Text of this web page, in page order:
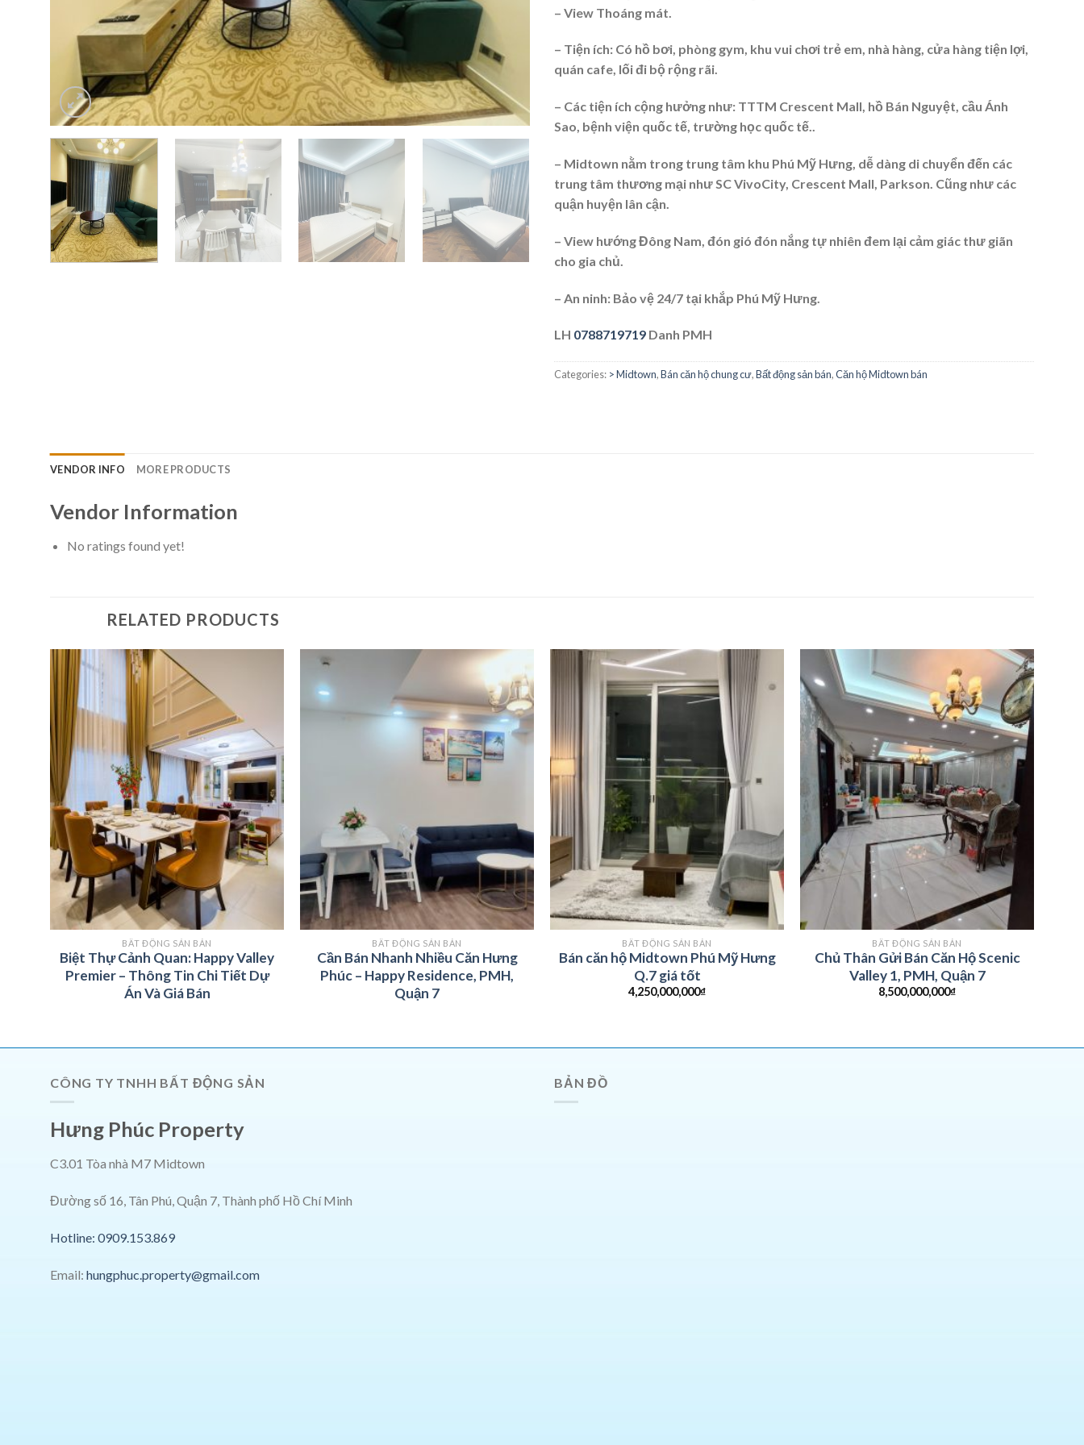
– View Thoáng mát.
– Tiện ích: Có hồ bơi, phòng gym, khu vui chơi trẻ em, nhà hàng, cửa hàng tiện lợi,
quán cafe, lối đi bộ rộng rãi.
– Các tiện ích cộng hưởng như: TTTM Crescent Mall, hồ Bán Nguyệt, cầu Ánh
Sao, bệnh viện quốc tế, trường học quốc tế..
– Midtown nằm trong trung tâm khu Phú Mỹ Hưng, dễ dàng di chuyển đến các
trung tâm thương mại như SC VivoCity, Crescent Mall, Parkson. Cũng như các
quận huyện lân cận.
– View hướng Đông Nam, đón gió đón nắng tự nhiên đem lại cảm giác thư giãn
cho gia chủ.
– An ninh: Bảo vệ 24/7 tại khắp Phú Mỹ Hưng.
LH 0788719719 Danh PMH
Categories: > Midtown,Bán căn hộ chung cư,Bất động sản bán,Căn hộ Midtown bán
VENDOR INFO MORE PRODUCTS
Vendor Information
No ratings found yet!
RELATED PRODUCTS
BẤT ĐỘNG SẢN BÁN
Biệt Thự Cảnh Quan: Happy Valley
Premier – Thông Tin Chi Tiết Dự
Án Và Giá Bán
BẤT ĐỘNG SẢN BÁN
Cần Bán Nhanh Nhiều Căn Hưng
Phúc – Happy Residence, PMH,
Quận 7
BẤT ĐỘNG SẢN BÁN
Bán căn hộ Midtown Phú Mỹ Hưng
Q.7 giá tốt
4,250,000,000₫
BẤT ĐỘNG SẢN BÁN
Chủ Thân Gửi Bán Căn Hộ Scenic
Valley 1, PMH, Quận 7
8,500,000,000₫
CÔNG TY TNHH BẤT ĐỘNG SẢN
Hưng Phúc Property
C3.01 Tòa nhà M7 Midtown
Đường số 16, Tân Phú, Quận 7, Thành phố Hồ Chí Minh
Hotline: 0909.153.869
Email: hungphuc.property@gmail.com
BẢN ĐỒ